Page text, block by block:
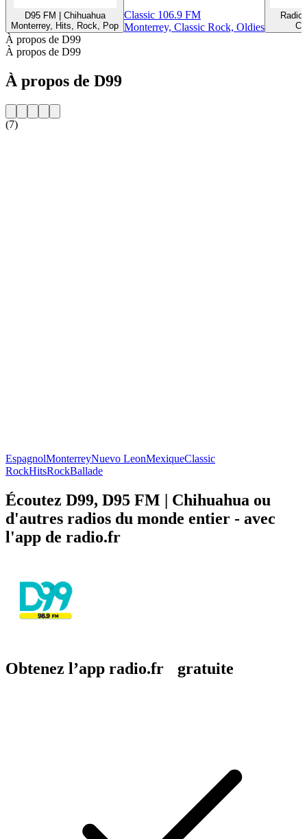
D95 FM | Chihuahua
Monterrey, Hits, Rock, Pop
Classic 106.9 FM
Monterrey, Classic Rock, Oldies
Radio
À propos de D99
À propos de D99
À propos de D99
(7)
EspagnolMonterreyNuevo LeonMexiqueClassic
RockHitsRockBallade
Écoutez D99, D95 FM | Chihuahua ou
d'autres radios du monde entier - avec
l'app de radio.fr
Obtenez l’app radio.fr gratuite